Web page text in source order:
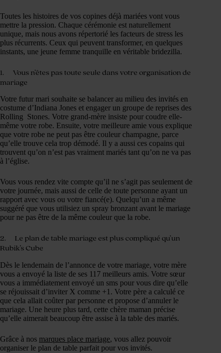
Toutes les histoires de vos copines déjà mariées vont vous
mettre la pression. Chaque cérémonie est naturellement
unique, mais nous avons répertorié les facteurs de stress les
plus récurrents. Ceux qui peuvent transformer, en quelques
instants, une jeune femme tranquille en véritable bridezilla.
1. Vous n’êtes pas toute seule dans votre organisation de
mariage
Votre futur mari souhaite se balancer au milieu des invités en
costume d’Indiana Jones et engager un groupe de reprises des
Rolling Stones. Votre grand-mère insiste pour coudre elle-
même votre robe. Ensuite, votre meilleure amie vous explique
que votre robe ne peut pas être couleur champagne, parce
qu’elle trouve cela trop démodé. Il y a aussi ces copains qui
trouvent qu’on n’est pas vraiment mariés tant qu’on ne va pas
à l’église.
Vous vous rendez vite compte qu’il ne s’agit pas seulement de
votre journée, mais aussi de celle de toute personne ayant un
rapport avec vous ou votre fiancé(e). Quelqu’un a même
suggéré que vous utilisiez un spray bronzant avant le mariage
pour ne pas être de la même couleur que la robe.
2. Le plan de table mariage est plus compliqué qu’un
Rubik’s Cube
Dès le lendemain de l’annonce de votre mariage, votre mère
vous a envoyé la liste de ses 117 meilleurs amis. Votre sœur
vous a immédiatement envoyé un sms pour vous dire qu’elle
se réjouissait d’inviter X comme +1. Votre père a calculé ce
que cela allait coûter par personne et propose d’annuler le
mariage. Une heure plus tard, cette chère maman précise
qu’elle aimerait beaucoup être assise à la table des mariés.
Grâce à nos marques place mariage, vous allez pouvoir
organiser le plan de table parfait pour vos invités.